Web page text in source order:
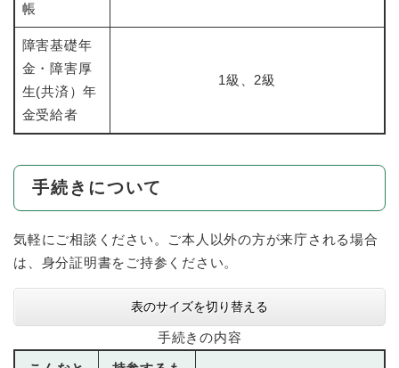
帳
障害基礎年
金・障害厚
生(共済）年
金受給者
1級、2級
手続きについて
気軽にご相談ください。ご本人以外の方が来庁される場合
は、身分証明書をご持参ください。
表のサイズを切り替える
手続きの内容